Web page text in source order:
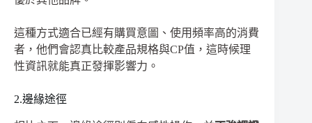
這種方式適合已經有購買意圖、使用頻率高的消費
者，他們會認真比較產品規格與CP值，這時候理
性資訊就能真正發揮影響力。
2.邊緣途徑